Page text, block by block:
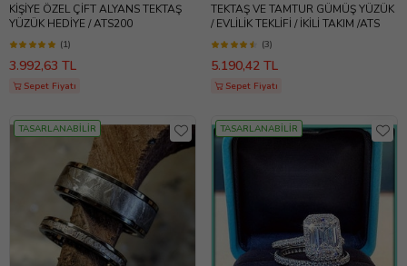
KİŞİYE ÖZEL ÇİFT ALYANS TEKTAŞ
YÜZÜK HEDİYE / ATS200
(1)
3.992,63 TL
Sepet Fiyatı
TEKTAŞ VE TAMTUR GÜMÜŞ YÜZÜK
/ EVLİLİK TEKLİFİ / İKİLİ TAKIM /ATS
(3)
5.190,42 TL
Sepet Fiyatı
TASARLANABİLİR TASARLANABİLİR